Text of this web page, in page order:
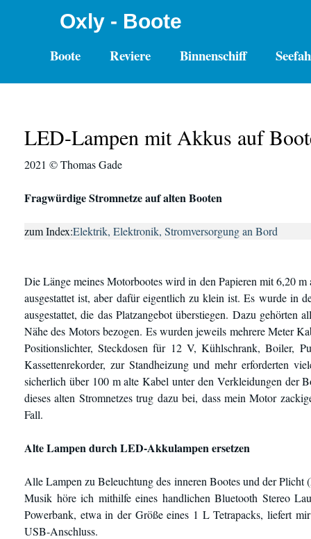
Oxly - Boote
Boote Reviere Binnenschiff
LED-Lampen mit Akkus auf
2021 © Thomas Gade
Fragwürdige Stromnetze auf alten Booten
zum Index:Elektrik, Elektronik, Stromversorgung an Bord
Die Länge meines Motorbootes wird in den Papieren mit 6,20
ausgestattet ist, aber dafür eigentlich zu klein ist. Es wurde in
ausgestattet, die das Platzangebot überstiegen. Dazu
Nähe des Motors bezogen. Es wurden jeweils mehrere Meter
Positionslichter, Steckdosen für 12 V, Kühlschrank, Boiler,
Kassettenrekorder, zur Standheizung und mehr erforderten
sicherlich über 100 m alte Kabel unter den Verkleidungen der
dieses alten Stromnetzes trug dazu bei, dass mein Motor
Fall.
Alte Lampen durch LED-Akkulampen ersetzen
Alle Lampen zu Beleuchtung des inneren Bootes und der
Musik höre ich mithilfe eines handlichen Bluetooth Stereo
Powerbank, etwa in der Größe eines 1 L Tetrapacks, liefert
USB-Anschluss.